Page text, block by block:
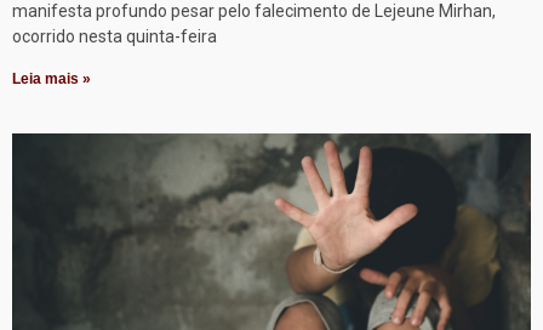
manifesta profundo pesar pelo falecimento de Lejeune Mirhan,
ocorrido nesta quinta-feira
Leia mais »